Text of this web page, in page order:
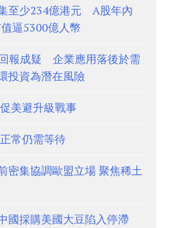
至少234億港元 A股年內
逼5300億人幣
報成疑 企業應用落後於需
資為潛在風險
美避升級戰事
常仍需等待
密集協調歐盟立場 聚焦稀土
國採購美國大豆陷入停滯